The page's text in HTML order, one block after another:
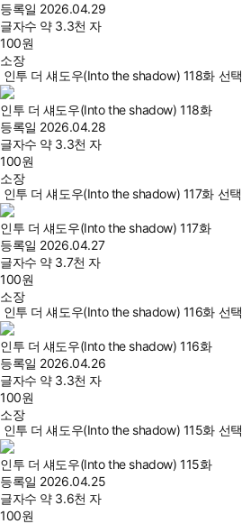
등록일 2026.04.29
글자수 약 3.3천 자
100원
소장
인투 더 섀도우(Into the shadow) 118화 선택
인투 더 섀도우(Into the shadow) 118화
등록일 2026.04.28
글자수 약 3.3천 자
100원
소장
인투 더 섀도우(Into the shadow) 117화 선택
인투 더 섀도우(Into the shadow) 117화
등록일 2026.04.27
글자수 약 3.7천 자
100원
소장
인투 더 섀도우(Into the shadow) 116화 선택
인투 더 섀도우(Into the shadow) 116화
등록일 2026.04.26
글자수 약 3.3천 자
100원
소장
인투 더 섀도우(Into the shadow) 115화 선택
인투 더 섀도우(Into the shadow) 115화
등록일 2026.04.25
글자수 약 3.6천 자
100원